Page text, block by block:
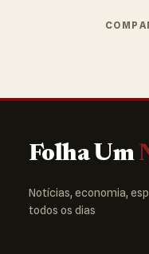
Folha Um
Notícias, economia,
todos os dias